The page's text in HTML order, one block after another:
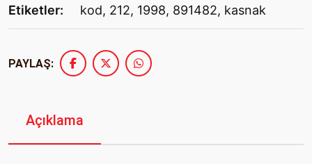
Etiketler:
kod, 212, 1998, 891482, kasnak
PAYLAŞ:
Açıklama